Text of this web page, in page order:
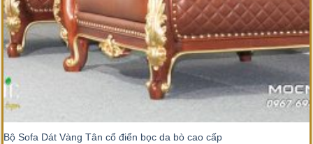
Bộ Sofa Dát Vàng Tân cổ điển bọc da bò cao cấp